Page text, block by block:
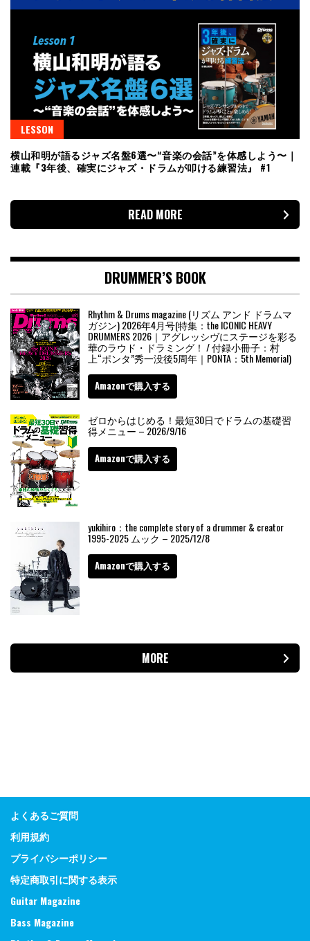
LESSON
横山和明が語るジャズ名盤6選〜“音楽の会話”を体感しよう〜｜
連載『3年後、確実にジャズ・ドラムが叩ける練習法』 #1
READ MORE
DRUMMER’S BOOK
Rhythm & Drums magazine (リズム アンド ドラムマ
ガジン) 2026年4月号(特集：the ICONIC HEAVY
DRUMMERS 2026｜アグレッシヴにステージを彩る
華のラウド・ドラミング！ / 付録小冊子：村
上“ポンタ”秀一没後5周年｜PONTA：5th Memorial)
Amazonで購入する
ゼロからはじめる！最短30日でドラムの基礎習
得メニュー – 2026/9/16
Amazonで購入する
yukihiro：the complete story of a drummer & creator
1995-2025 ムック – 2025/12/8
Amazonで購入する
MORE
よくあるご質問
利用規約
プライバシーポリシー
特定商取引に関する表示
Guitar Magazine
Bass Magazine